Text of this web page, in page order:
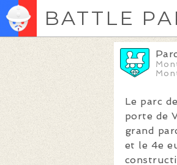
BATTLE
Le parc
porte de
grand
et le 4e